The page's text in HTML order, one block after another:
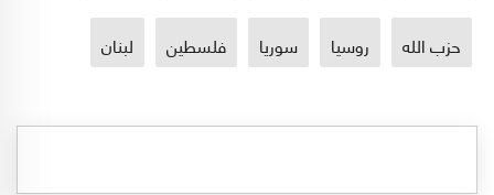
حزب الله روسيا سوريا فلسطين لبنان